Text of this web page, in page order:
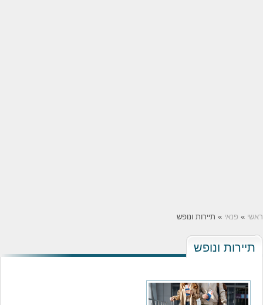
ראשי » פנאי » תיירות ונופש
תיירות ונופש